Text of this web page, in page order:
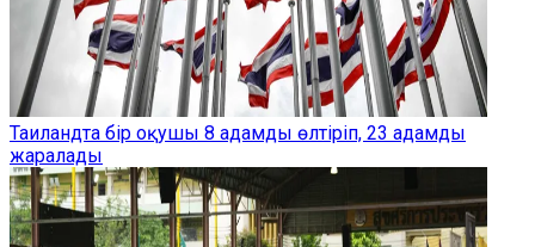
Таиландта бір оқушы 8 адамды өлтіріп, 23 адамды
жаралады